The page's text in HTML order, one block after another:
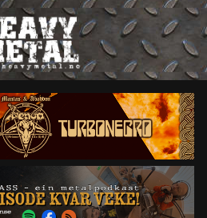
Nyheter
Omtaler
Intervjuer
Om oss
Abonner